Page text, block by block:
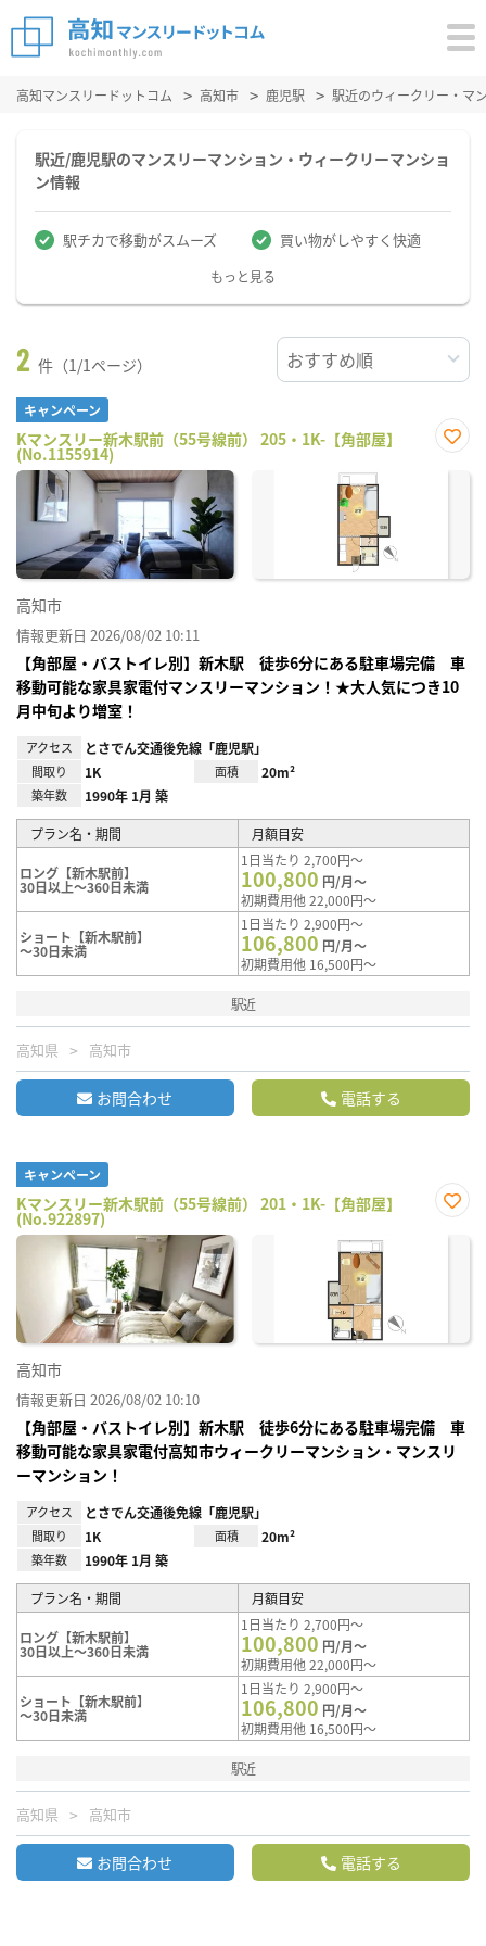
高知マンスリードットコム 高知市 鹿児駅 駅近のウィークリー・マ
駅近/鹿児駅のマンスリーマンション・ウィークリーマンショ
ン情報
駅チカで移動がスムーズ 買い物がしやすく快適
もっと見る
2 件（1/1ページ）
キャンペーン
Kマンスリー新木駅前（55号線前） 205・1K-【角部屋】
(No.1155914)
に入
高知市
情報更新日 2026/08/02 10:11
【角部屋・バストイレ別】新木駅 徒歩6分にある駐車場完備 車
移動可能な家具家電付マンスリーマンション！★大人気につき10
月中旬より増室！
アクセス とさでん交通後免線「鹿児駅」
間取り 1K 面積 20m²
築年数 1990年 1月 築
プラン名・期間 月額目安
ロング【新木駅前】
30日以上～360日未満
1日当たり 2,700円～
100,800 円/月～
初期費用他 22,000円～
ショート【新木駅前】
～30日未満
1日当たり 2,900円～
106,800 円/月～
初期費用他 16,500円～
駅近
高知県 高知市
お問合わせ 電話する
キャンペーン
Kマンスリー新木駅前（55号線前） 201・1K-【角部屋】
(No.922897)
に入
高知市
情報更新日 2026/08/02 10:10
【角部屋・バストイレ別】新木駅 徒歩6分にある駐車場完備 車
移動可能な家具家電付高知市ウィークリーマンション・マンスリ
ーマンション！
アクセス とさでん交通後免線「鹿児駅」
間取り 1K 面積 20m²
築年数 1990年 1月 築
プラン名・期間 月額目安
ロング【新木駅前】
30日以上～360日未満
1日当たり 2,700円～
100,800 円/月～
初期費用他 22,000円～
ショート【新木駅前】
～30日未満
1日当たり 2,900円～
106,800 円/月～
初期費用他 16,500円～
駅近
高知県 高知市
お問合わせ 電話する